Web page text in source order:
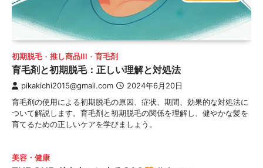
初期脱毛 推し商品III 育毛剤
育毛剤と初期脱毛：正しい理解と対処法
pikakichi2015@gmail.com 2024年6月20日
育毛剤の使用による初期脱毛の原因、症状、期間、効果的な対処法に
ついて解説します。育毛剤と初期脱毛の関係を理解し、健やかな髪を
育てるための正しいケアを学びましょう。
美容・健康